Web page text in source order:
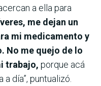
a ella para
me dejan un
mi medicamento y
No me quejo de lo
trabajo, porque acá
día”, puntualizó.